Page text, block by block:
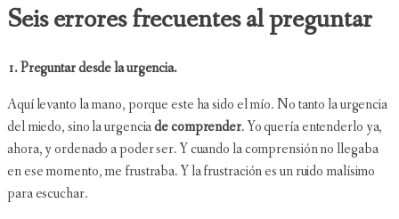
Seis errores frecuentes al preguntar
1. Preguntar desde la urgencia.
Aquí levanto la mano, porque este ha sido el mío. No tanto la urgencia
del miedo, sino la urgenciade comprender. Yo quería entenderlo ya,
ahora, y ordenado a poder ser. Y cuando la comprensión no llegaba
en ese momento, me frustraba. Y la frustración es un ruido malísimo
para escuchar.